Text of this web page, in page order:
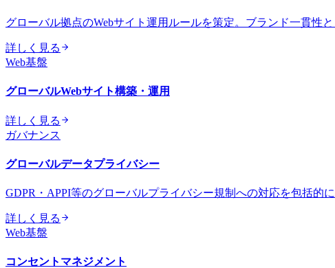
グローバル拠点のWebサイト運用ルールを策定。ブランド一貫性
詳しく見る
Web基盤
グローバルWebサイト構築・運用
詳しく見る
ガバナンス
グローバルデータプライバシー
GDPR・APPI等のグローバルプライバシー規制への対応を包括的に
詳しく見る
Web基盤
コンセントマネジメント